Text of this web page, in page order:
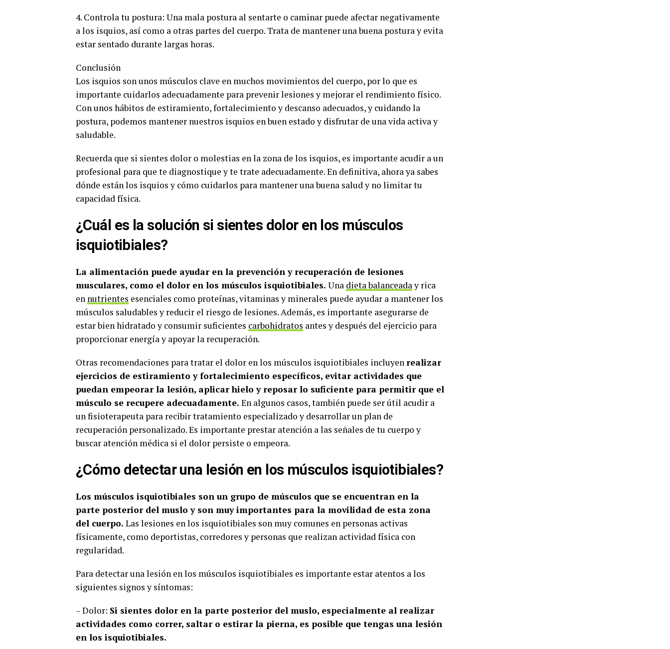
4. Controla tu postura: Una mala postura al sentarte o caminar puede afectar negativamente
a los isquios, así como a otras partes del cuerpo. Trata de mantener una buena postura y evita
estar sentado durante largas horas.
Conclusión
Los isquios son unos músculos clave en muchos movimientos del cuerpo, por lo que es
importante cuidarlos adecuadamente para prevenir lesiones y mejorar el rendimiento físico.
Con unos hábitos de estiramiento, fortalecimiento y descanso adecuados, y cuidando la
postura, podemos mantener nuestros isquios en buen estado y disfrutar de una vida activa y
saludable.
Recuerda que si sientes dolor o molestias en la zona de los isquios, es importante acudir a un
profesional para que te diagnostique y te trate adecuadamente. En definitiva, ahora ya sabes
dónde están los isquios y cómo cuidarlos para mantener una buena salud y no limitar tu
capacidad física.
¿Cuál es la solución si sientes dolor en los músculos
isquiotibiales?
La alimentación puede ayudar en la prevención y recuperación de lesiones
musculares, como el dolor en los músculos isquiotibiales. Una dieta balanceaday rica
en nutrientes esenciales como proteínas, vitaminas y minerales puede ayudar a mantener los
músculos saludables y reducir el riesgo de lesiones. Además, es importante asegurarse de
estar bien hidratado y consumir suficientes carbohidratos antes y después del ejercicio para
proporcionar energía y apoyar la recuperación.
Otras recomendaciones para tratar el dolor en los músculos isquiotibiales incluyenrealizar
ejercicios de estiramiento y fortalecimiento específicos, evitar actividades que
puedan empeorar la lesión, aplicar hielo y reposar lo suficiente para permitir que el
músculo se recupere adecuadamente. En algunos casos, también puede ser útil acudir a
un fisioterapeuta para recibir tratamiento especializado y desarrollar un plan de
recuperación personalizado. Es importante prestar atención a las señales de tu cuerpo y
buscar atención médica si el dolor persiste o empeora.
¿Cómo detectar una lesión en los músculos isquiotibiales?
Los músculos isquiotibiales son un grupo de músculos que se encuentran en la
parte posterior del muslo y son muy importantes para la movilidad de esta zona
del cuerpo. Las lesiones en los isquiotibiales son muy comunes en personas activas
físicamente, como deportistas, corredores y personas que realizan actividad física con
regularidad.
Para detectar una lesión en los músculos isquiotibiales es importante estar atentos a los
siguientes signos y síntomas:
– Dolor: Si sientes dolor en la parte posterior del muslo, especialmente al realizar
actividades como correr, saltar o estirar la pierna, es posible que tengas una lesión
en los isquiotibiales.